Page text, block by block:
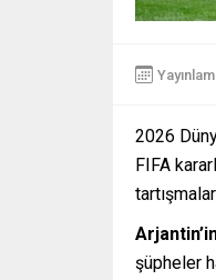
2026
FIFA
şüpheler